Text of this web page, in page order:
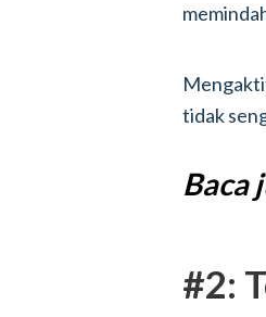
tidak
Baca
#2: